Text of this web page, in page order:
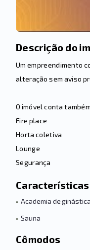
Descrição do
Um empreendimento
alteração sem aviso
O imóvel conta
Fire place
Horta coletiva
Lounge
Segurança
• Academia de ginástica
• Sauna
Cômodos